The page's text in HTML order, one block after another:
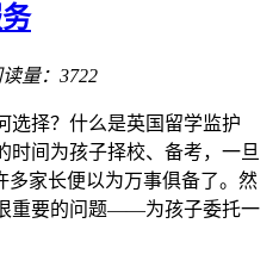
量：3722
选择？什么是英国留学监护
时间为孩子择校、备考，一旦
多家长便以为万事俱备了。然
重要的问题——为孩子委托一